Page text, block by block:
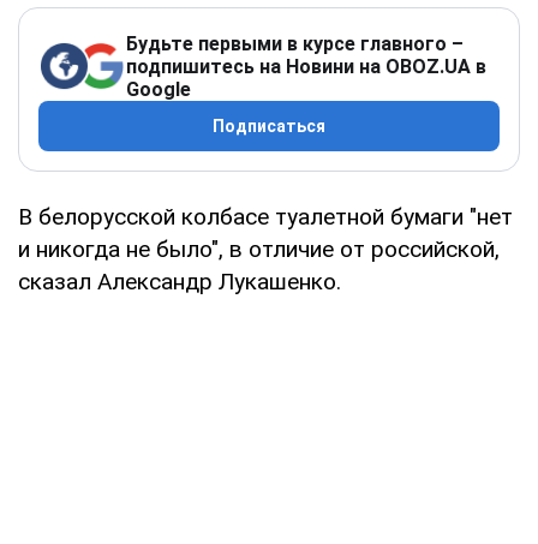
Будьте первыми в курсе главного –
подпишитесь на Новини на OBOZ.UA в
Google
Подписаться
В белорусской колбасе туалетной бумаги "нет
и никогда не было", в отличие от российской,
сказал Александр Лукашенко.